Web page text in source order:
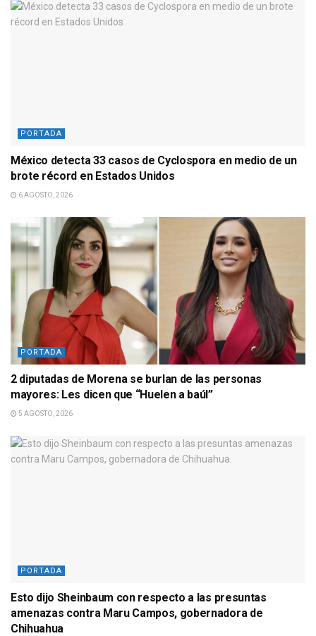
PORTADA
México detecta 33 casos de Cyclospora en medio de un
brote récord en Estados Unidos
6 AGOSTO, 2026
PORTADA
2 diputadas de Morena se burlan de las personas
mayores: Les dicen que “Huelen a baúl”
5 AGOSTO, 2026
PORTADA
Esto dijo Sheinbaum con respecto a las presuntas
amenazas contra Maru Campos, gobernadora de
Chihuahua